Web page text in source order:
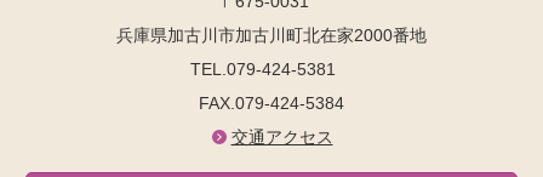
兵庫県加古川市加古川町北在家2000番地
TEL.079-424-5381
FAX.079-424-5384
交通アクセス